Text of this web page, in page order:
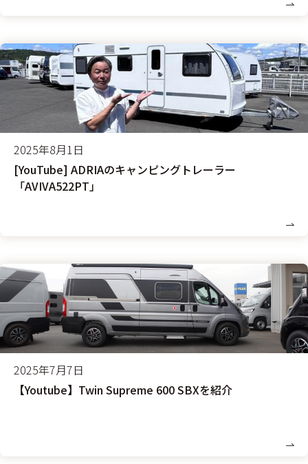
2025年8月1日
[YouTube] ADRIAのキャンピングトレーラー
「AVIVA522PT」
2025年7月7日
【Youtube】Twin Supreme 600 SBXを紹介